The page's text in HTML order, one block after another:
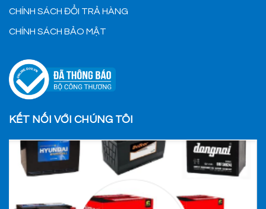
CHÍNH SÁCH ĐỔI TRẢ HÀNG
CHÍNH SÁCH BẢO MẬT
KẾT NỐI VỚI CHÚNG TÔI